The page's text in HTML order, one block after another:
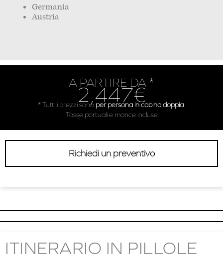
Germania
Austria
A PARTIRE DA *
2,447€
* Tutti i prezzi sono per persona in cabina doppia.
Tasse portuali e mance incluse
Richiedi un preventivo
ITINERARIO IN PILLOLE